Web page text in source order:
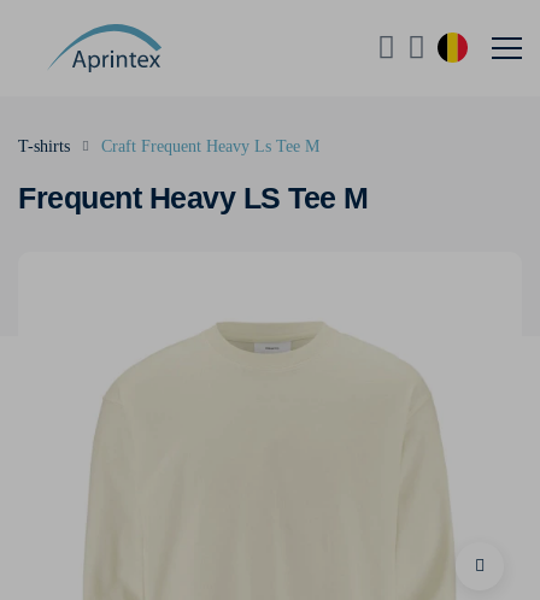
Frequent Heavy LS Tee M
T-shirts Craft Frequent Heavy Ls Tee M